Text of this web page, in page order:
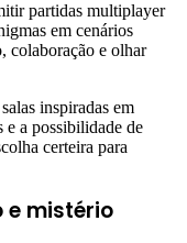
partidas multiplayer
em cenários
colaboração e olhar
inspiradas em
e a possibilidade de
certeira para
e mistério